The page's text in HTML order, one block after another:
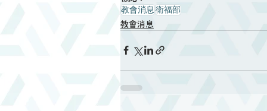
教會消息 衛福部
教會消息